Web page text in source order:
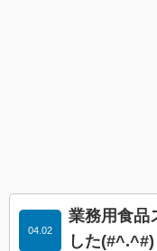
業務用食品
した(#^.^#)
04.02